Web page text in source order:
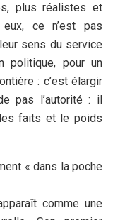
plus réalistes et
eux, ce n’est pas
sens du service
politique, pour un
: c’est élargir
pas l’autorité : il
faits et le poids
« dans la poche
comme une